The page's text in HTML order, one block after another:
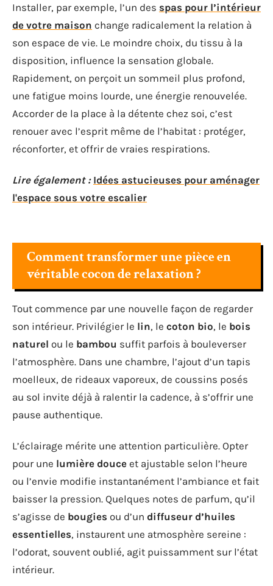
Installer, par exemple, l’un des spas pour l’intérieur
de votre maison change radicalement la relation à
son espace de vie. Le moindre choix, du tissu à la
disposition, influence la sensation globale.
Rapidement, on perçoit un sommeil plus profond,
une fatigue moins lourde, une énergie renouvelée.
Accorder de la place à la détente chez soi, c’est
renouer avec l’esprit même de l’habitat : protéger,
réconforter, et offrir de vraies respirations.
Lire également : Idées astucieuses pour aménager
l'espace sous votre escalier
Comment transformer une pièce en
véritable cocon de relaxation ?
Tout commence par une nouvelle façon de regarder
son intérieur. Privilégier le lin, le coton bio, le bois
naturel ou le bambou suffit parfois à bouleverser
l’atmosphère. Dans une chambre, l’ajout d’un tapis
moelleux, de rideaux vaporeux, de coussins posés
au sol invite déjà à ralentir la cadence, à s’offrir une
pause authentique.
L’éclairage mérite une attention particulière. Opter
pour une lumière douce et ajustable selon l’heure
ou l’envie modifie instantanément l’ambiance et fait
baisser la pression. Quelques notes de parfum, qu’il
s’agisse de bougies ou d’un diffuseur d’huiles
essentielles, instaurent une atmosphère sereine :
l’odorat, souvent oublié, agit puissamment sur l’état
intérieur.